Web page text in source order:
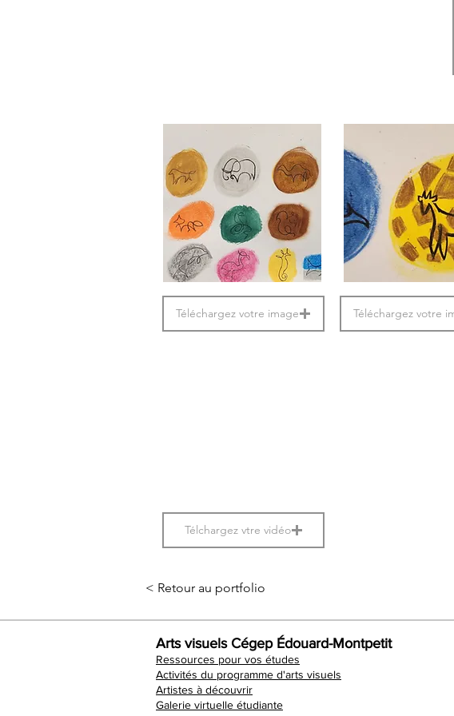
Téléchargez votre image Téléchargez votre
Télchargez vtre vidéo
< Retour au portfolio
Arts visuels Cégep Édouard-Montpetit
Ressources pour vos études
Activités du programme d'arts visuels
Artistes à découvrir
Galerie virtuelle étudiante